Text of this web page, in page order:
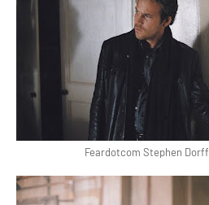
Feardotcom Stephen Dorff